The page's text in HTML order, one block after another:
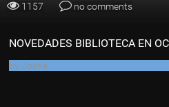
1157 no comments
NOVEDADES BIBLIOTECA EN
by Joche